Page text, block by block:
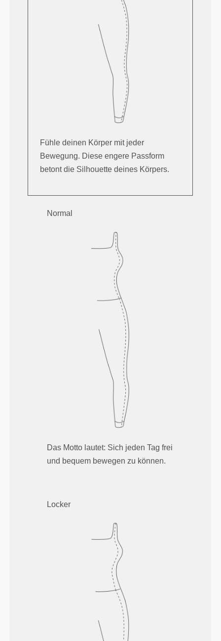
Fühle deinen Körper mit jeder
Bewegung. Diese engere Passform
betont die Silhouette deines Körpers.
Normal
Das Motto lautet: Sich jeden Tag frei
und bequem bewegen zu können.
Locker